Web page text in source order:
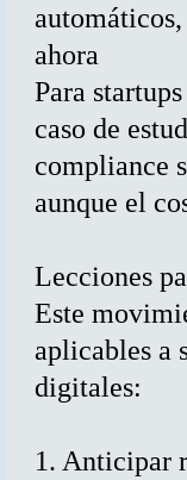
ahora
Para
caso de
compliance
aunque el
Lecciones
Este
aplicables a
digitales:
1. Anticipar